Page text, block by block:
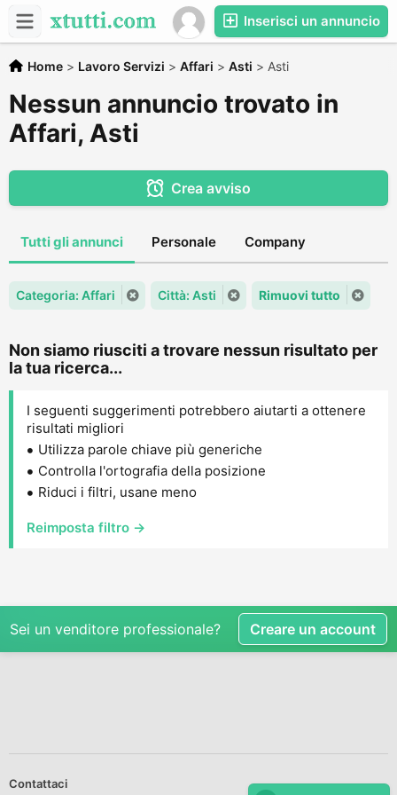
Inserisci un annuncio
Home > Lavoro Servizi > Affari > Asti > Asti
Nessun annuncio trovato in
Affari, Asti
Crea avviso
Tutti gli annunci Personale Company
Categoria: Affari Città: Asti Rimuovi tutto
Non siamo riusciti a trovare nessun risultato per
la tua ricerca...
I seguenti suggerimenti potrebbero aiutarti a ottenere
risultati migliori
Utilizza parole chiave più generiche
Controlla l'ortografia della posizione
Riduci i filtri, usane meno
Reimposta filtro →
Sei un venditore professionale? Creare un account
Contattaci